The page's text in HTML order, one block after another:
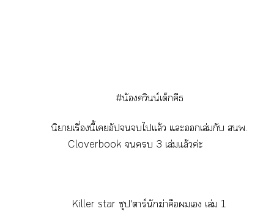
#น้องควินน์เด็กคีธ
นิยายเรื่องนี้เอัปไแล้ว แะเล่มกับ พ.
Cloverbook  3 เล่มแล้วค่ะ
Killer star ซุป'าร์นักฆ่าคือเ เล่ม 1